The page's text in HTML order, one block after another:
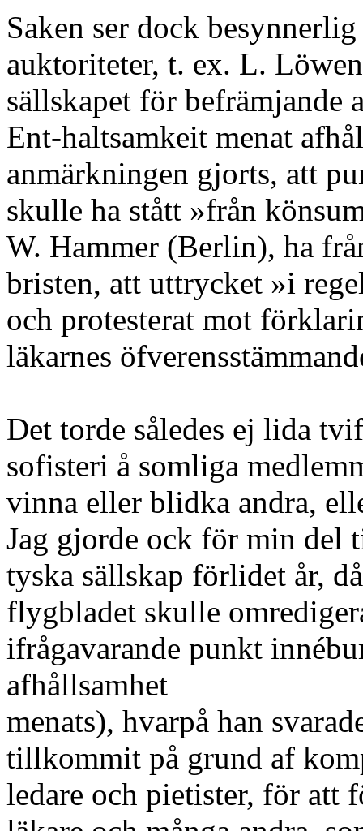
Saken ser dock
auktoriteter, t. ex. L.
sällskapet för befrämjande
Ent-haltsamkeit menat
anmärkningen gjorts, att
skulle ha stått »från
W. Hammer (Berlin), ha
bristen, att uttrycket »i
och protesterat mot
läkarnes
Det torde således ej lida
sofisteri å somliga
vinna eller blidka andra,
Jag gjorde ock för min del
tyska sällskap förlidet år,
flygbladet skulle
ifrågavarande punkt
afhållsamhet
menats), hvarpå han
tillkommit på grund af
ledare och pietister, för att